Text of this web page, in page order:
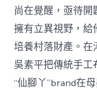
尚在覺醒，亟待開
擁有立異視野，給
培養村落財產。在
吳素平把傳統手
“仙腳丫”brand在